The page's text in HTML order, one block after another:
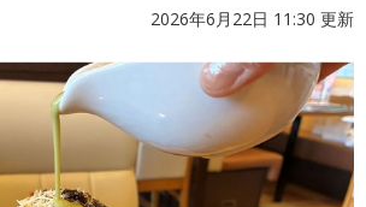
2026年6月22日 11:30 更新